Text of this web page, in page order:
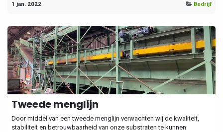
1 jan. 2022 Bedrijf
Tweede menglijn
Door middel van een tweede menglijn verwachten wij de kwaliteit,
stabiliteit en betrouwbaarheid van onze substraten te kunnen